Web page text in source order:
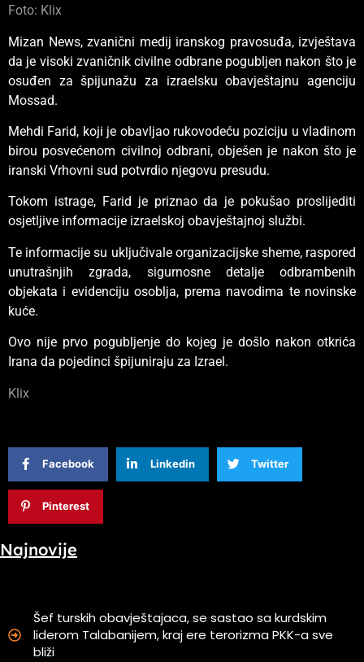
Foto: Klix
Mizan News, zvanični medij iranskog pravosuđa, izvještava
da je visoki zvaničnik civilne odbrane pogubljen nakon što je
osuđen za špijunažu za izraelsku obavještajnu agenciju
Mossad.
Mehdi Farid, koji je obavljao rukovodeću poziciju u vladinom
birou posvećenom civilnoj odbrani, obješen je nakon što je
iranski Vrhovni sud potvrdio njegovu presudu.
Tokom istrage, Farid je priznao da je pokušao proslijediti
osjetljive informacije izraelskoj obavještajnoj službi.
Te informacije su uključivale organizacijske sheme, raspored
unutrašnjih zgrada, sigurnosne detalje odbrambenih
objekata i evidenciju osoblja, prema navodima te novinske
kuće.
Ovo nije prvo pogubljenje do kojeg je došlo nakon otkrića
Irana da pojedinci špijuniraju za Izrael.
Klix
Facebook Linkedin Twitter
Pinterest
Najnovije
Šef turskih obavještajaca, se sastao sa kurdskim
liderom Talabanijem, kraj ere terorizma PKK-a sve
bliži